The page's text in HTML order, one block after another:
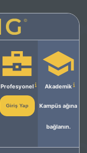
Profesyonel
Giriş Yap
Akademik
Kampüs ağına
bağlanın.